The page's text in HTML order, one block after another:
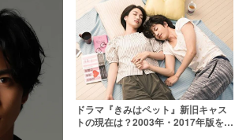
ドラマ『きみはペット』新旧キャス
トの現在は？2003年・2017年版を比